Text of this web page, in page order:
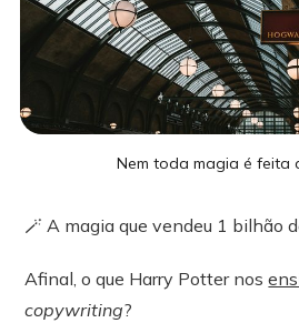
Nem toda magia é feita
🪄 A magia que vendeu 1 bilhão
Afinal, o que Harry Potter nos
copywriting?